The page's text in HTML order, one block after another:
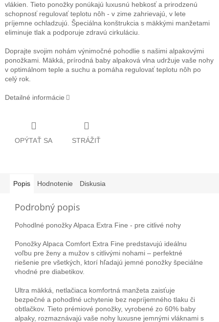
vlákien. Tieto ponožky ponúkajú luxusnú hebkosť a prirodzenú
schopnosť regulovať teplotu nôh - v zime zahrievajú, v lete
príjemne ochladzujú. Špeciálna konštrukcia s mäkkými manžetami
eliminuje tlak a podporuje zdravú cirkuláciu.
Doprajte svojim nohám výnimočné pohodlie s našimi alpakovými
ponožkami. Mäkká, prírodná baby alpaková vlna udržuje vaše nohy
v optimálnom teple a suchu a pomáha regulovať teplotu nôh po
celý rok.
Detailné informácie
OPÝTAŤ SA STRÁŽIŤ
Popis Hodnotenie Diskusia
Podrobný popis
Pohodlné ponožky Alpaca Extra Fine - pre citlivé nohy
Ponožky Alpaca Comfort Extra Fine predstavujú ideálnu
voľbu pre ženy a mužov s citlivými nohami – perfektné
riešenie pre všetkých, ktorí hľadajú jemné ponožky špeciálne
vhodné pre diabetikov.
Ultra mäkká, netlačiaca komfortná manžeta zaisťuje
bezpečné a pohodlné uchytenie bez nepríjemného tlaku či
obtlačkov. Tieto prémiové ponožky, vyrobené zo 60% baby
alpaky, rozmaznávajú vaše nohy luxusne jemnými vláknami s